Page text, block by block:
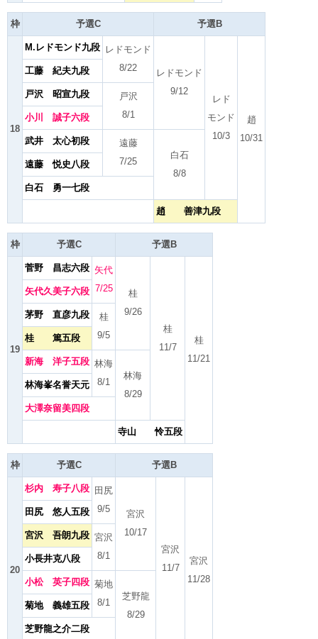
枠 予選C 予選B
18
M.レドモンド九段 レドモンド
8/22
レドモンド
9/12
レド
モンド
10/3
趙
10/31
工藤 紀夫九段
戸沢 昭宣九段
戸沢
8/1
小川 誠子六段
武井 太心初段
遠藤
7/25
白石
8/8
遠藤 悦史八段
白石 勇一七段
趙 善津九段
枠 予選C 予選B
19
菅野 昌志六段 矢代
7/25
桂
9/26
桂
11/7
桂
11/21
矢代久美子六段
茅野 直彦九段
桂
9/5
桂 篤五段
新海 洋子五段 林海
8/1
林海
8/29
林海峯名誉天元
大澤奈留美四段
寺山 怜五段
枠 予選C 予選B
20
杉内 寿子八段 田尻
9/5
宮沢
10/17
宮沢
11/7
宮沢
11/28
田尻 悠人五段
宮沢 吾朗九段 宮沢
8/1
小長井克八段
小松 英子四段 菊地
8/1
芝野龍
8/29
菊地 義雄五段
芝野龍之介二段